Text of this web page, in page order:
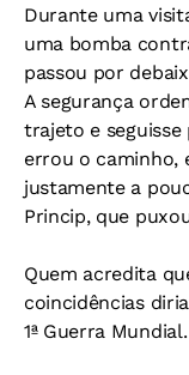
Durante uma
uma bomba
passou por
A segurança
trajeto e
errou o caminho,
justamente a
Princip, que
Quem acredita
coincidências
1ª Guerra Mundial.